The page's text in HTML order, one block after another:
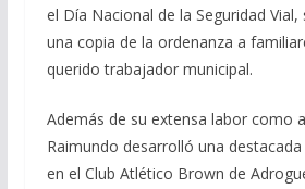
el Día Nacional de la Seguridad
una copia de la ordenanza a
querido trabajador municipal.
Además de su extensa labor como
Raimundo desarrolló una
en el Club Atlético Brown de